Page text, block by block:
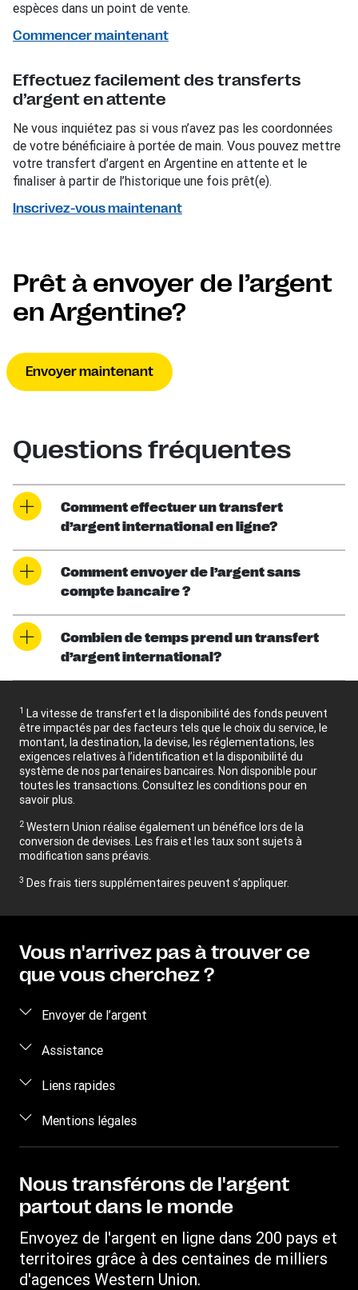
espèces dans un point de vente.
Commencer maintenant
Effectuez facilement des transferts
d’argent en attente
Ne vous inquiétez pas si vous n’avez pas les coordonnées
de votre bénéficiaire à portée de main. Vous pouvez mettre
votre transfert d’argent en Argentine en attente et le
finaliser à partir de l’historique une fois prêt(e).
Inscrivez-vous maintenant
Prêt à envoyer de l’argent
en Argentine?
Envoyer maintenant
Questions fréquentes
Comment effectuer un transfert
d’argent international en ligne?
Comment envoyer de l’argent sans
compte bancaire ?
Combien de temps prend un transfert
d’argent international?
1 La vitesse de transfert et la disponibilité des fonds peuvent
être impactés par des facteurs tels que le choix du service, le
montant, la destination, la devise, les réglementations, les
exigences relatives à l’identification et la disponibilité du
système de nos partenaires bancaires. Non disponible pour
toutes les transactions. Consultez les conditions pour en
savoir plus.
2 Western Union réalise également un bénéfice lors de la
conversion de devises. Les frais et les taux sont sujets à
modification sans préavis.
3 Des frais tiers supplémentaires peuvent s’appliquer.
Vous n'arrivez pas à trouver ce
que vous cherchez ?
Envoyer de l’argent
Envoyer de l’argent en ligne
Suivre un transfert
Points de vente
Télécharger l’application
Convertisseur de devises
Assistance
Foire aux questions
Liens rapides
Se connecter / S’inscrire
Devenir agent
Demande d'historique de transfert
Mentions légales
Déclaration de Confidentialité
Conditions d’utilisation
Informations sur les cookies
Nous transférons de l'argent
partout dans le monde
Envoyez de l'argent en ligne dans 200 pays et
territoires grâce à des centaines de milliers
d'agences Western Union.